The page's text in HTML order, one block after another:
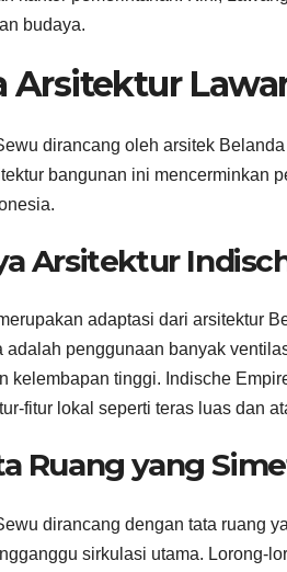
budaya.
Arsitektur
dirancang oleh arsitek
bangunan ini mencerminkan
Arsitektur
adaptasi dari arsitektur
adalah penggunaan banyak
kelembapan tinggi. Indische
fitur lokal seperti teras luas dan
Ruang yang
dirancang dengan tata ruang
sirkulasi utama. Lorong-